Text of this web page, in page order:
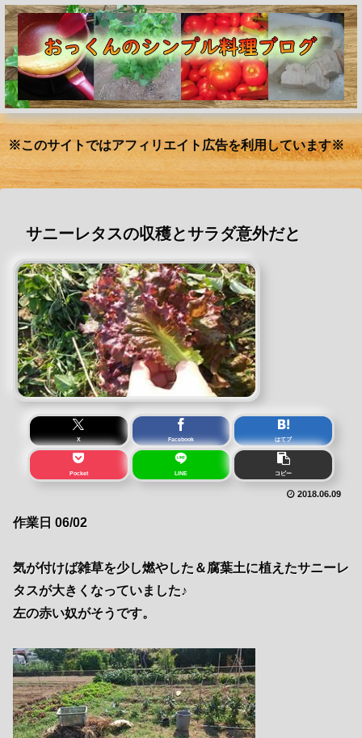
※このサイトではアフィリエイト広告を利用しています※
サニーレタスの収穫とサラダ意外だと
X Facebook はてブ
Pocket LINE コピー
2018.06.09
作業日 06/02
気が付けば雑草を少し燃やした＆腐葉土に植えたサニーレ
タスが大きくなっていました♪
左の赤い奴がそうです。